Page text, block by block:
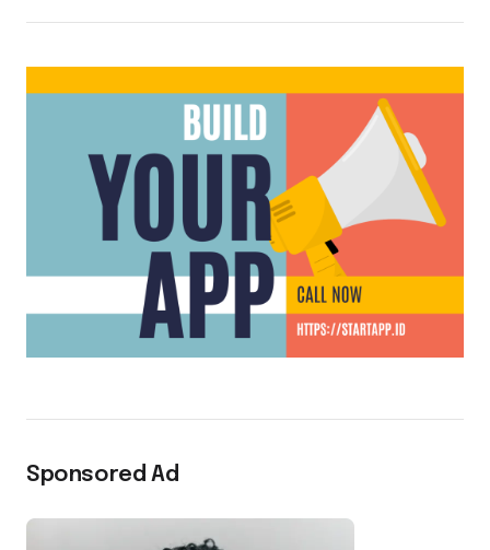
Sponsored Ad